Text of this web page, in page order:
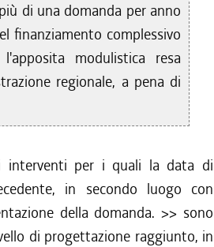
di una domanda per anno
finanziamento complessivo
modulistica resa
regionale, a pena di
interventi per i quali la data di
in secondo luogo con
della domanda. >> sono
di progettazione raggiunto, in